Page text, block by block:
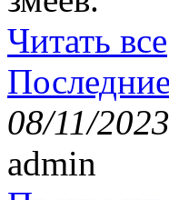
Читать все
08/11/2023
admin